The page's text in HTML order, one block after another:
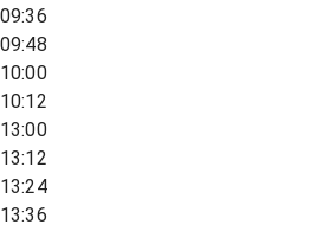
09:36
09:48
10:00
10:12
13:00
13:12
13:24
13:36